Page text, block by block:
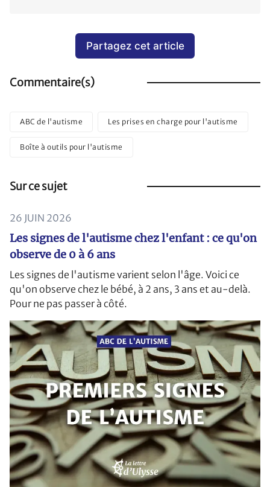
Partagez cet article
Commentaire(s)
ABC de l'autisme Les prises en charge pour l'autisme
Boîte à outils pour l'autisme
Sur ce sujet
26 JUIN 2026
Les signes de l'autisme chez l'enfant : ce qu'on
observe de 0 à 6 ans
Les signes de l'autisme varient selon l'âge. Voici ce
qu'on observe chez le bébé, à 2 ans, 3 ans et au-delà.
Pour ne pas passer à côté.